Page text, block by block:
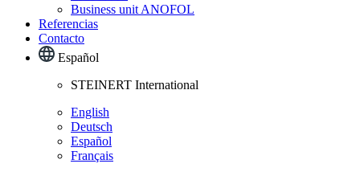
Business unit ANOFOL
Referencias
Contacto
Español
STEINERT International
English
Deutsch
Español
Français